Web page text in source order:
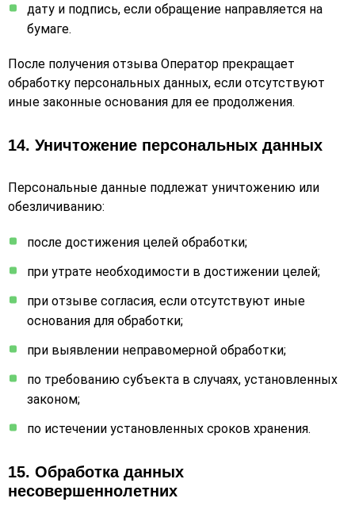
дату и подпись, если обращение направляется на
бумаге.
После получения отзыва Оператор прекращает
обработку персональных данных, если отсутствуют
иные законные основания для ее продолжения.
14. Уничтожение персональных данных
Персональные данные подлежат уничтожению или
обезличиванию:
после достижения целей обработки;
при утрате необходимости в достижении целей;
при отзыве согласия, если отсутствуют иные
основания для обработки;
при выявлении неправомерной обработки;
по требованию субъекта в случаях, установленных
законом;
по истечении установленных сроков хранения.
15. Обработка данных
несовершеннолетних